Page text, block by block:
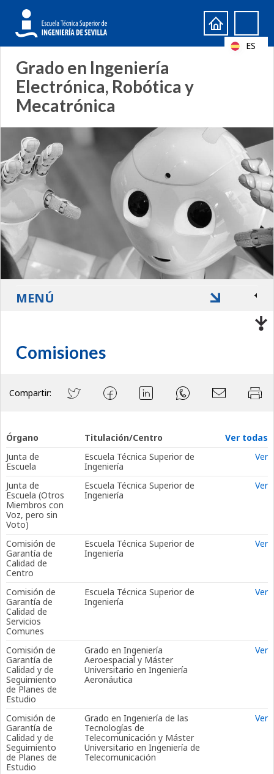
Formulario
de
búsqueda
Search
Grado en Ingeniería
Electrónica, Robótica y
Mecatrónica
Comisiones
Compartir:
Órgano Titulación/Centro
Ver todas
Junta de
Escuela
Escuela Técnica Superior de
Ingeniería
Ver
Junta de
Escuela (Otros
Miembros con
Voz, pero sin
Voto)
Escuela Técnica Superior de
Ingeniería
Ver
Comisión de
Garantía de
Calidad de
Centro
Escuela Técnica Superior de
Ingeniería
Ver
Comisión de
Garantía de
Calidad de
Servicios
Comunes
Escuela Técnica Superior de
Ingeniería
Ver
Comisión de
Garantía de
Calidad y de
Seguimiento
de Planes de
Estudio
Grado en Ingeniería
Aeroespacial y Máster
Universitario en Ingeniería
Aeronáutica
Ver
Comisión de
Garantía de
Calidad y de
Seguimiento
de Planes de
Estudio
Grado en Ingeniería de las
Tecnologías de
Telecomunicación y Máster
Universitario en Ingeniería de
Telecomunicación
Ver
MENÚ
ES